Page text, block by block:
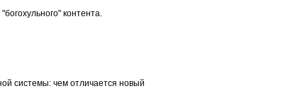
контента.
системы: чем отличается новый